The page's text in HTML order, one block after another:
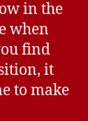
in the
when
find
it
to make